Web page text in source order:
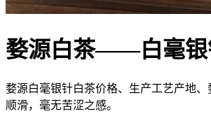
婺源白茶——白毫银
婺源白毫银针白茶价格、生产工艺产地
顺滑，毫无苦涩之感。